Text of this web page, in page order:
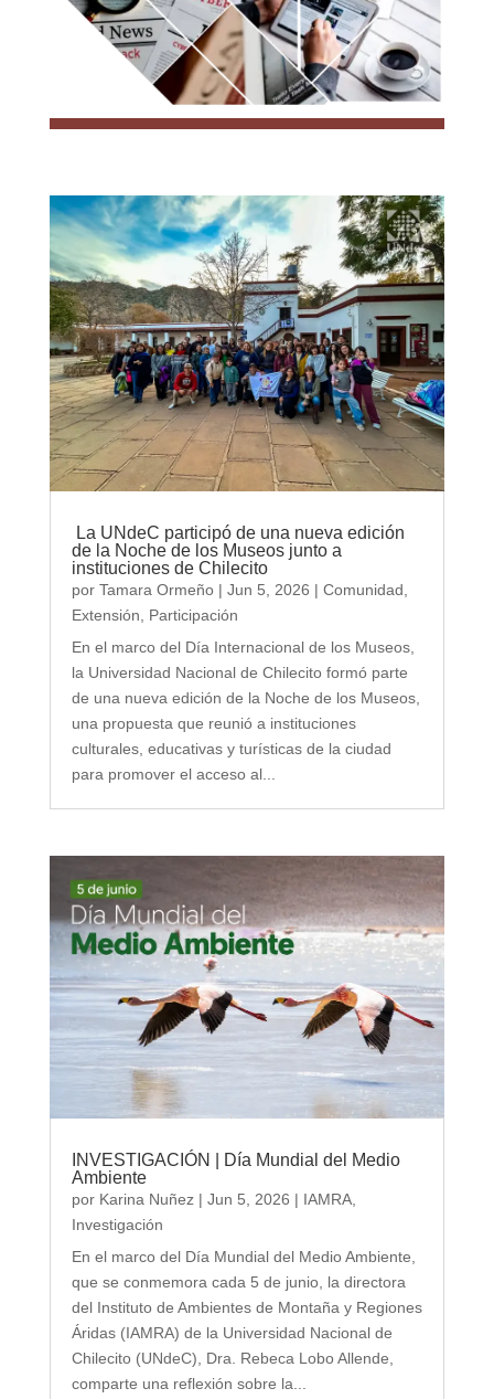
La UNdeC participó de una nueva edición
de la Noche de los Museos junto a
instituciones de Chilecito
por Tamara Ormeño| Jun 5, 2026 | Comunidad,
Extensión, Participación
En el marco del Día Internacional de los Museos,
la Universidad Nacional de Chilecito formó parte
de una nueva edición de la Noche de los Museos,
una propuesta que reunió a instituciones
culturales, educativas y turísticas de la ciudad
para promover el acceso al...
INVESTIGACIÓN | Día Mundial del Medio
Ambiente
por Karina Nuñez| Jun 5, 2026 | IAMRA,
Investigación
En el marco del Día Mundial del Medio Ambiente,
que se conmemora cada 5 de junio, la directora
del Instituto de Ambientes de Montaña y Regiones
Áridas (IAMRA) de la Universidad Nacional de
Chilecito (UNdeC), Dra. Rebeca Lobo Allende,
comparte una reflexión sobre la...